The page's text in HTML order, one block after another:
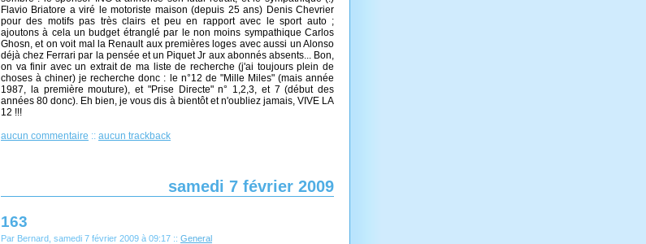
Flavio Briatore a viré le motoriste maison (depuis 25 ans) Denis Chevrier
pour des motifs pas très clairs et peu en rapport avec le sport auto ;
ajoutons à cela un budget étranglé par le non moins sympathique Carlos
Ghosn, et on voit mal la Renault aux premières loges avec aussi un Alonso
déjà chez Ferrari par la pensée et un Piquet Jr aux abonnés absents... Bon,
on va finir avec un extrait de ma liste de recherche (j'ai toujours plein de
choses à chiner) je recherche donc : le n°12 de "Mille Miles" (mais année
1987, la première mouture), et "Prise Directe" n° 1,2,3, et 7 (début des
années 80 donc). Eh bien, je vous dis à bientôt et n'oubliez jamais, VIVE LA
12 !!!
aucun commentaire :: aucun trackback
samedi 7 février 2009
163
Par Bernard, samedi 7 février 2009 à 09:17 :: General